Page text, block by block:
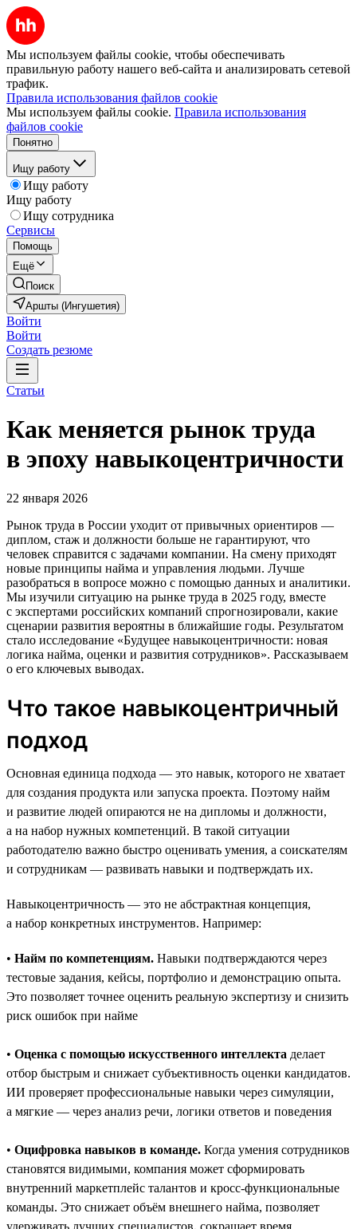
Мы используем файлы cookie, чтобы обеспечивать
правильную работу нашего веб-сайта и анализировать сетевой
трафик.
Правила использования файлов cookie
Мы используем файлы cookie. Правила использования
файлов cookie
Понятно
Ищу работу
Ищу работу
Ищу работу
Ищу сотрудника
Сервисы
Помощь
Ещё
Поиск
Аршты (Ингушетия)
Войти
Войти
Создать резюме
Статьи
Как меняется рынок труда
в эпоху навыкоцентричности
22 января 2026
Рынок труда в России уходит от привычных ориентиров —
диплом, стаж и должности больше не гарантируют, что
человек справится с задачами компании. На смену приходят
новые принципы найма и управления людьми. Лучше
разобраться в вопросе можно с помощью данных и аналитики.
Мы изучили ситуацию на рынке труда в 2025 году, вместе
с экспертами российских компаний спрогнозировали, какие
сценарии развития вероятны в ближайшие годы. Результатом
стало исследование «Будущее навыкоцентричности: новая
логика найма, оценки и развития сотрудников». Рассказываем
о его ключевых выводах.
Что такое навыкоцентричный
подход
Основная единица подхода — это навык, которого не хватает
для создания продукта или запуска проекта. Поэтому найм
и развитие людей опираются не на дипломы и должности,
а на набор нужных компетенций. В такой ситуации
работодателю важно быстро оценивать умения, а соискателям
и сотрудникам — развивать навыки и подтверждать их.
Навыкоцентричность — это не абстрактная концепция,
а набор конкретных инструментов. Например:
• Найм по компетенциям. Навыки подтверждаются через
тестовые задания, кейсы, портфолио и демонстрацию опыта.
Это позволяет точнее оценить реальную экспертизу и снизить
риск ошибок при найме
• Оценка с помощью искусственного интеллекта делает
отбор быстрым и снижает субъективность оценки кандидатов.
ИИ проверяет профессиональные навыки через симуляции,
а мягкие — через анализ речи, логики ответов и поведения
• Оцифровка навыков в команде. Когда умения сотрудников
становятся видимыми, компания может сформировать
внутренний маркетплейс талантов и кросс-функциональные
команды. Это снижает объём внешнего найма, позволяет
удерживать лучших специалистов, сокращает время